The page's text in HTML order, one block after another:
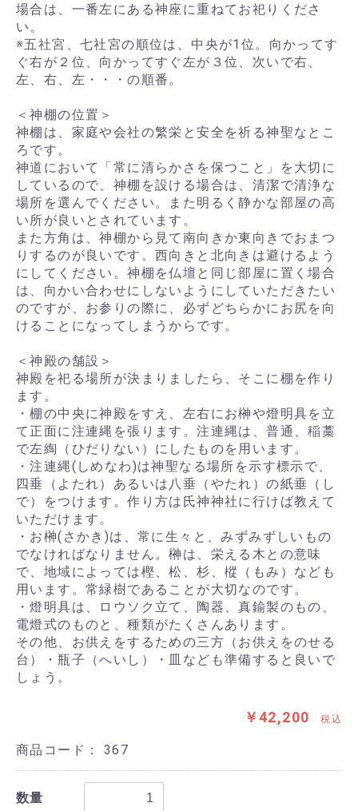
場合は、一番左にある神座に重ねてお祀りくださ
い。
※五社宮、七社宮の順位は、中央が1位。向かってす
ぐ右が２位、向かってすぐ左が３位、次いで右、
左、右、左・・・の順番。
＜神棚の位置＞
神棚は、家庭や会社の繁栄と安全を祈る神聖なとこ
ろです。
神道において「常に清らかさを保つこと」を大切に
しているので、神棚を設ける場合は、清潔で清浄な
場所を選んでください。また明るく静かな部屋の高
い所が良いとされています。
また方角は、神棚から見て南向きか東向きでおまつ
りするのが良いです。西向きと北向きは避けるよう
にしてください。神棚を仏壇と同じ部屋に置く場合
は、向かい合わせにしないようにしていただきたい
のですが、お参りの際に、必ずどちらかにお尻を向
けることになってしまうからです。
＜神殿の舗設＞
神殿を祀る場所が決まりましたら、そこに棚を作り
ます。
・棚の中央に神殿をすえ、左右にお榊や燈明具を立
て正面に注連縄を張ります。注連縄は、普通、稲藁
で左綯（ひだりない）にしたものを用います。
・注連縄(しめなわ)は神聖なる場所を示す標示で、
四垂（よたれ）あるいは八垂（やたれ）の紙垂（し
で）をつけます。作り方は氏神神社に行けば教えて
いただけます。
・お榊(さかき)は、常に生々と、みずみずしいもの
でなければなりません。榊は、栄える木との意味
で、地域によっては樫、松、杉、樅（もみ）なども
用います。常緑樹であることが大切なのです。
・燈明具は、ロウソク立て、陶器、真鍮製のもの、
電燈式のものと、種類がたくさんあります。
その他、お供えをするための三方（お供えをのせる
台）・瓶子（へいし）・皿なども準備すると良いで
しょう。
￥42,200 税込
商品コード： 367
数量